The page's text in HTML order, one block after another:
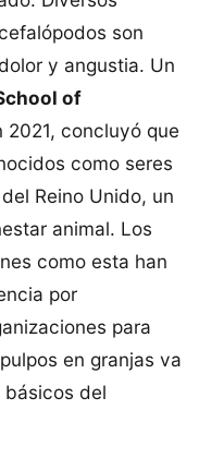
son
y angustia. Un
of
2021, concluyó que
como seres
Reino Unido, un
animal. Los
como esta han
por
para
en granjas va
del